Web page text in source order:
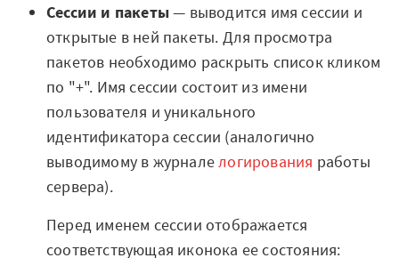
Блог
Вики
Партнеры
Партнерская программа
Партнерский портал
Сессии и пакеты— выводится имя сессии и
открытые в ней пакеты. Для просмотра
пакетов необходимо раскрыть список кликом
по "+". Имя сессии состоит из имени
пользователя и уникального
идентификатора сессии (аналогично
выводимому в журналелогирования работы
сервера).
Перед именем сессии отображается
соответствующая иконока ее состояния: